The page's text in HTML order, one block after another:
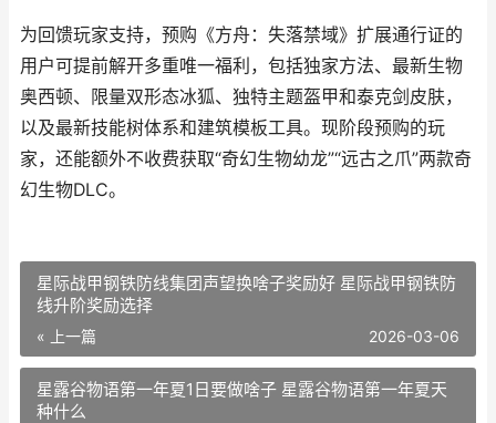
为回馈玩家支持，预购《方舟：失落禁域》扩展通行证的
用户可提前解开多重唯一福利，包括独家方法、最新生物
奥西顿、限量双形态冰狐、独特主题盔甲和泰克剑皮肤，
以及最新技能树体系和建筑模板工具。现阶段预购的玩
家，还能额外不收费获取“奇幻生物幼龙”“远古之爪”两款奇
幻生物DLC。
星际战甲钢铁防线集团声望换啥子奖励好 星际战甲钢铁防
线升阶奖励选择
« 上一篇 2026-03-06
星露谷物语第一年夏1日要做啥子 星露谷物语第一年夏天
种什么